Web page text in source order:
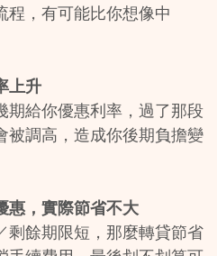
程，有可能比你想像中
上升
期給你優惠利率，過了那段
被調高，造成你後期負擔變
惠，實際節省不大
剩餘期限短，那麼轉貸節省